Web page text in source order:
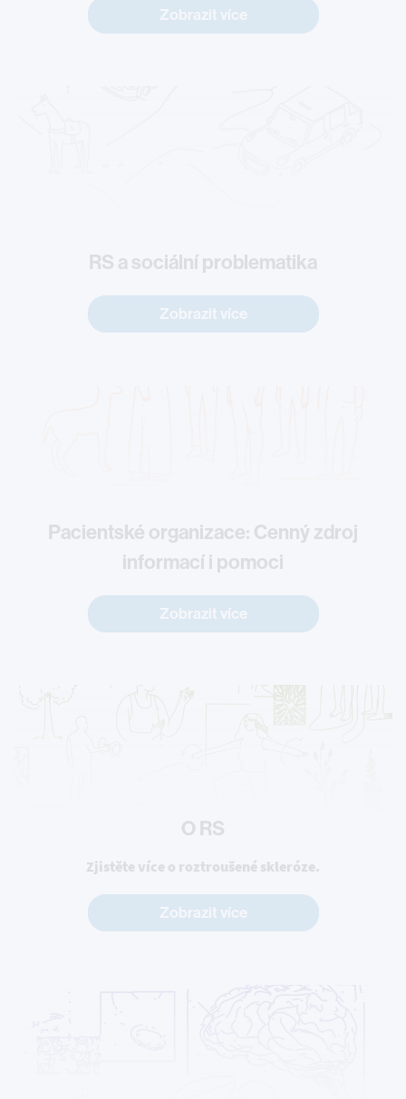
Zobrazit více
RS a sociální problematika
Zobrazit více
Pacientské organizace: Cenný zdroj
informací i pomoci
Zobrazit více
O RS
Zjistěte více o roztroušené skleróze.
Zobrazit více